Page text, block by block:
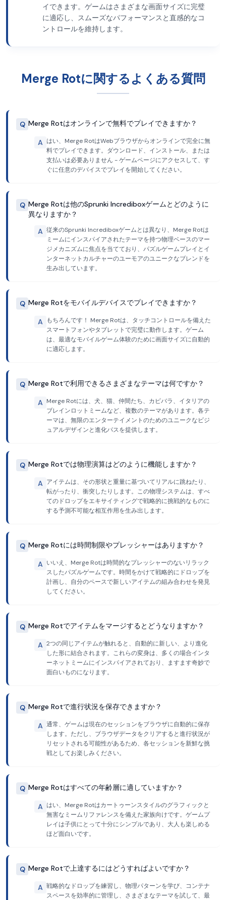
イできます。ゲームはさまざまな画面サイズに完璧
に適応し、スムーズなパフォーマンスと直感的なコ
ントロールを維持します。
Merge Rotに関するよくある質問
Q Merge Rotはオンラインで無料でプレイできますか？
A はい、Merge RotはWebブラウザからオンラインで完全に無
料でプレイできます。ダウンロード、インストール、または
支払いは必要ありません - ゲームページにアクセスして、す
ぐに任意のデバイスでプレイを開始してください。
Q Merge Rotは他のSprunki Incrediboxゲームとどのように
異なりますか？
A 従来のSprunki Incrediboxゲームとは異なり、Merge Rotは
ミームにインスパイアされたテーマを持つ物理ベースのマー
ジメカニズムに焦点を当てており、パズルゲームプレイとイ
ンターネットカルチャーのユーモアのユニークなブレンドを
生み出しています。
Q Merge Rotをモバイルデバイスでプレイできますか？
A もちろんです！ Merge Rotは、タッチコントロールを備えた
スマートフォンやタブレットで完璧に動作します。ゲーム
は、最適なモバイルゲーム体験のために画面サイズに自動的
に適応します。
Q Merge Rotで利用できるさまざまなテーマは何ですか？
A Merge Rotには、犬、猫、仲間たち、カピバラ、イタリアの
ブレインロットミームなど、複数のテーマがあります。各テ
ーマは、無限のエンターテイメントのためのユニークなビジ
ュアルデザインと進化パスを提供します。
Q Merge Rotでは物理演算はどのように機能しますか？
A アイテムは、その形状と重量に基づいてリアルに跳ねたり、
転がったり、衝突したりします。この物理システムは、すべ
てのドロップをエキサイティングで戦略的に挑戦的なものに
する予測不可能な相互作用を生み出します。
Q Merge Rotには時間制限やプレッシャーはありますか？
A いいえ、Merge Rotは時間的なプレッシャーのないリラック
スしたパズルゲームです。時間をかけて戦略的にドロップを
計画し、自分のペースで新しいアイテムの組み合わせを発見
してください。
Q Merge Rotでアイテムをマージするとどうなりますか？
A 2つの同じアイテムが触れると、自動的に新しい、より進化
した形に結合されます。これらの変身は、多くの場合インタ
ーネットミームにインスパイアされており、ますます奇妙で
面白いものになります。
Q Merge Rotで進行状況を保存できますか？
A 通常、ゲームは現在のセッションをブラウザに自動的に保存
します。ただし、ブラウザデータをクリアすると進行状況が
リセットされる可能性があるため、各セッションを新鮮な挑
戦としてお楽しみください。
Q Merge Rotはすべての年齢層に適していますか？
A はい、Merge Rotはカートゥーンスタイルのグラフィックと
無害なミームリファレンスを備えた家族向けです。ゲームプ
レイは子供にとって十分にシンプルであり、大人も楽しめる
ほど面白いです。
Q Merge Rotで上達するにはどうすればよいですか？
A 戦略的なドロップを練習し、物理パターンを学び、コンテナ
スペースを効率的に管理し、さまざまなテーマを試して、最